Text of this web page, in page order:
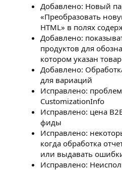
Добавлено: Новый
«Преобразовать
HTML» в полях
Добавлено:
продуктов для
котором указан товар
Добавлено:
для вариаций
Исправлено:
CustomizationInfo
Исправлено: цена
фиды
Исправлено:
когда обработка
или выдавать
Исправлено: